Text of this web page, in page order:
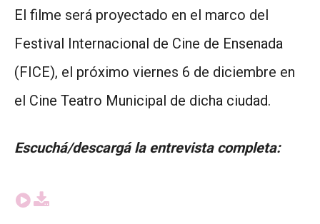
El filme será proyectado en el marco del
Festival Internacional de Cine de Ensenada
(FICE), el próximo viernes 6 de diciembre en
el Cine Teatro Municipal de dicha ciudad.
Escuchá/descargá la entrevista completa: